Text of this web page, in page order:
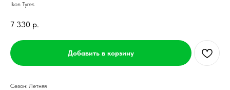
Ikon Tyres
7 330 р.
Добавить в корзину
Сезон: Летняя